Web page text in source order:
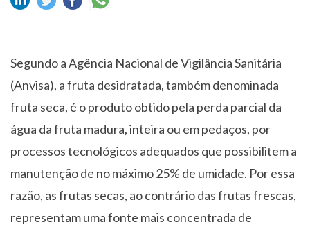
Segundo a Agência Nacional de Vigilância Sanitária
(Anvisa), a fruta desidratada, também denominada
fruta seca, é o produto obtido pela perda parcial da
água da fruta madura, inteira ou em pedaços, por
processos tecnológicos adequados que possibilitem a
manutenção de no máximo 25% de umidade. Por essa
razão, as frutas secas, ao contrário das frutas frescas,
representam uma fonte mais concentrada de